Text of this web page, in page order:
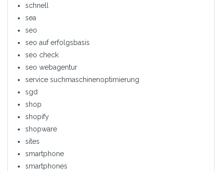
schnell
sea
seo
seo auf erfolgsbasis
seo check
seo webagentur
service suchmaschinenoptimierung
sgd
shop
shopify
shopware
sites
smartphone
smartphones